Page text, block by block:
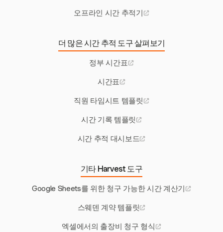
오프라인 시간 추적기
더 많은 시간 추적 도구 살펴보기
정부 시간표
시간표
직원 타임시트 템플릿
시간 기록 템플릿
시간 추적 대시보드
기타 Harvest 도구
Google Sheets를 위한 청구 가능한 시간 계산기
스웨덴 계약 템플릿
엑셀에서의 출장비 청구 형식